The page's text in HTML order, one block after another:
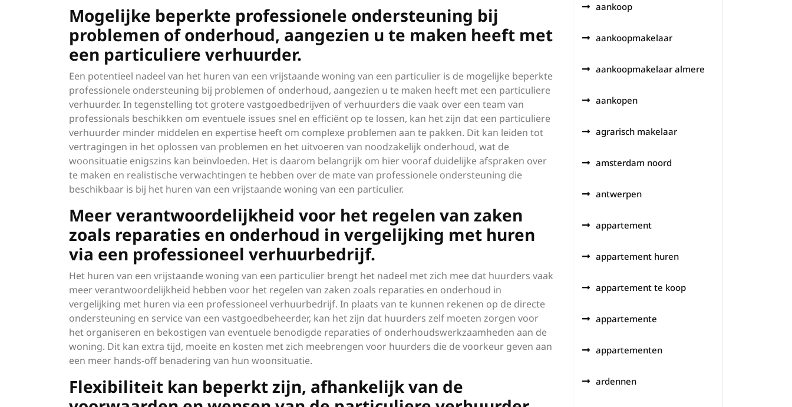
Mogelijke beperkte professionele ondersteuning bij
problemen of onderhoud, aangezien u te maken heeft met
een particuliere verhuurder.
Een potentieel nadeel van het huren van een vrijstaande woning van een particulier is de mogelijke beperkte
professionele ondersteuning bij problemen of onderhoud, aangezien u te maken heeft met een particuliere
verhuurder. In tegenstelling tot grotere vastgoedbedrijven of verhuurders die vaak over een team van
professionals beschikken om eventuele issues snel en efficiënt op te lossen, kan het zijn dat een particuliere
verhuurder minder middelen en expertise heeft om complexe problemen aan te pakken. Dit kan leiden tot
vertragingen in het oplossen van problemen en het uitvoeren van noodzakelijk onderhoud, wat de
woonsituatie enigszins kan beïnvloeden. Het is daarom belangrijk om hier vooraf duidelijke afspraken over
te maken en realistische verwachtingen te hebben over de mate van professionele ondersteuning die
beschikbaar is bij het huren van een vrijstaande woning van een particulier.
Meer verantwoordelijkheid voor het regelen van zaken
zoals reparaties en onderhoud in vergelijking met huren
via een professioneel verhuurbedrijf.
Het huren van een vrijstaande woning van een particulier brengt het nadeel met zich mee dat huurders vaak
meer verantwoordelijkheid hebben voor het regelen van zaken zoals reparaties en onderhoud in
vergelijking met huren via een professioneel verhuurbedrijf. In plaats van te kunnen rekenen op de directe
ondersteuning en service van een vastgoedbeheerder, kan het zijn dat huurders zelf moeten zorgen voor
het organiseren en bekostigen van eventuele benodigde reparaties of onderhoudswerkzaamheden aan de
woning. Dit kan extra tijd, moeite en kosten met zich meebrengen voor huurders die de voorkeur geven aan
een meer hands-off benadering van hun woonsituatie.
Flexibiliteit kan beperkt zijn, afhankelijk van de
aankoop
aankoopmakelaar
aankoopmakelaar almere
aankopen
agrarisch makelaar
amsterdam noord
antwerpen
appartement
appartement huren
appartement te koop
appartemente
appartementen
ardennen